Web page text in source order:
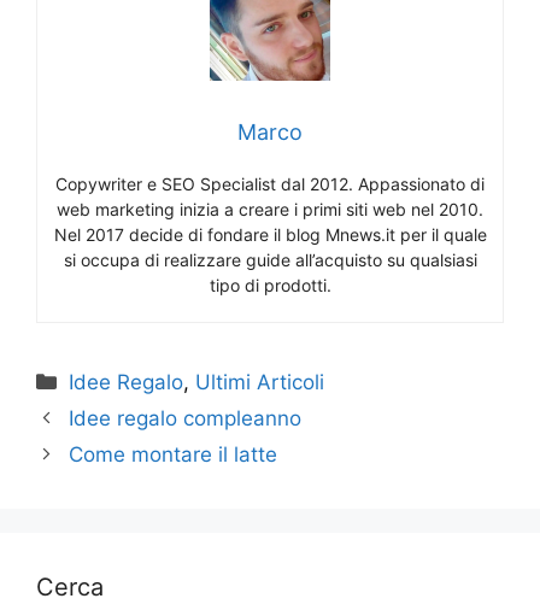
Marco
Copywriter e SEO Specialist dal 2012. Appassionato di
web marketing inizia a creare i primi siti web nel 2010.
Nel 2017 decide di fondare il blog Mnews.it per il quale
si occupa di realizzare guide all’acquisto su qualsiasi
tipo di prodotti.
Categorie
Idee Regalo, Ultimi Articoli
Idee regalo compleanno
Come montare il latte
Cerca